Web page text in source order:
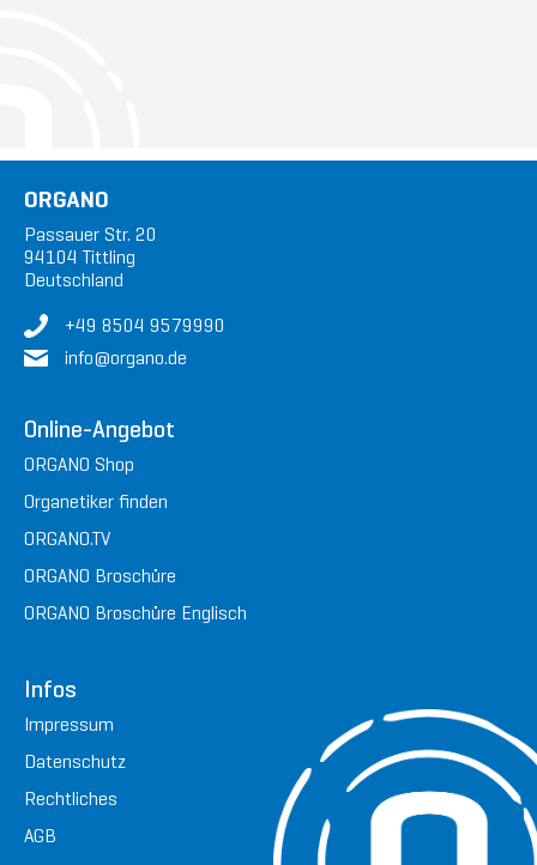
ORGANO
Passauer Str. 20
94104 Tittling
Deutschland
+49 8504 9579990
info@organo.de
Online-Angebot
ORGANO Shop
Organetiker finden
ORGANO.TV
ORGANO Broschüre
ORGANO Broschüre Englisch
Infos
Impressum
Datenschutz
Rechtliches
AGB